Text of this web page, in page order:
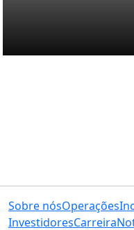
Sobre nósOperações
InvestidoresCarreira